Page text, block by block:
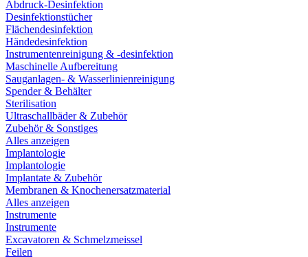
Abdruck-Desinfektion
Desinfektionstücher
Flächendesinfektion
Händedesinfektion
Instrumentenreinigung & -desinfektion
Maschinelle Aufbereitung
Sauganlagen- & Wasserlinienreinigung
Spender & Behälter
Sterilisation
Ultraschallbäder & Zubehör
Zubehör & Sonstiges
Alles anzeigen
Implantologie
Implantologie
Implantate & Zubehör
Membranen & Knochenersatzmaterial
Alles anzeigen
Instrumente
Instrumente
Excavatoren & Schmelzmeissel
Feilen